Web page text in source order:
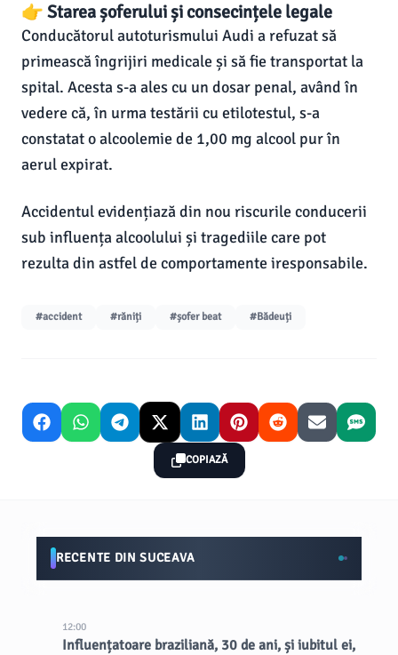
👉 Starea șoferului și consecințele legale
Conducătorul autoturismului Audi a refuzat să
primească îngrijiri medicale și să fie transportat la
spital. Acesta s-a ales cu un dosar penal, având în
vedere că, în urma testării cu etilotestul, s-a
constatat o alcoolemie de 1,00 mg alcool pur în
aerul expirat.
Accidentul evidențiază din nou riscurile conducerii
sub influența alcoolului și tragediile care pot
rezulta din astfel de comportamente iresponsabile.
#accident #răniți #șofer beat #Bădeuți
COPIAZĂ
RECENTE DIN SUCEAVA
12:00
Influențatoare braziliană, 30 de ani, și iubitul ei,